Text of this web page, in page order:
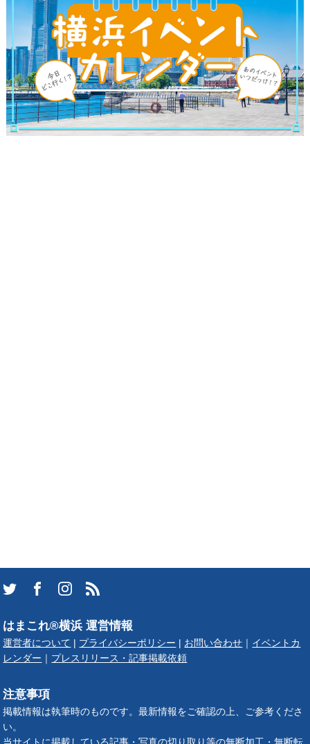
はまこれ®横浜 運営情報
運営者について | プライバシーポリシー | お問い合わせ ｜ イベントカ
レンダー ｜ プレスリリース・記事掲載依頼
注意事項
掲載情報は執筆時のものです。最新情報をご確認の上、ご参考くださ
い。